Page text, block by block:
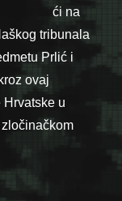
ći na
tribunala
Prlić i
ovaj
u
Hrvatske u ratu